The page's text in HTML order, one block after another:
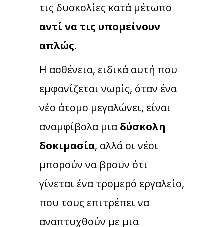
τις δυσκολίες κατά μέτωπο
αντί να τις υπομείνουν
απλώς.
Η ασθένεια, ειδικά αυτή που
εμφανίζεται νωρίς, όταν ένα
νέο άτομο μεγαλώνει, είναι
αναμφίβολα μιαδύσκολη
δοκιμασία, αλλά οι νέοι
μπορούν να βρουν ότι
γίνεται ένα τρομερό εργαλείο,
που τους επιτρέπει να
αναπτυχθούν με μια